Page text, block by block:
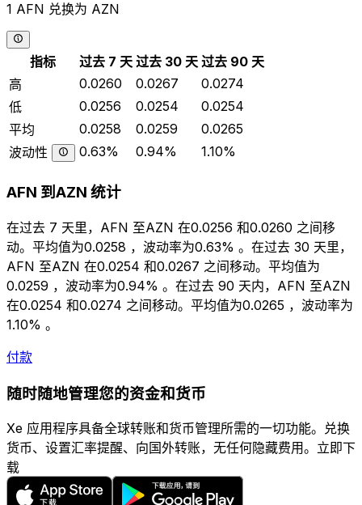
1 AFN 兑换为 AZN
指标 过去 7 天 过去 30 天 过去 90 天
高
0.0260 0.0267
0.0274
低
0.0256 0.0254
0.0254
平均
0.0258 0.0259
0.0265
波动性
0.63% 0.94% 1.10%
AFN 到AZN 统计
在过去 7 天里，AFN 至AZN 在0.0256 和0.0260 之间移
动。平均值为0.0258 ，波动率为0.63% 。在过去 30 天里，
AFN 至AZN 在0.0254 和0.0267 之间移动。平均值为
0.0259 ，波动率为0.94% 。在过去 90 天内，AFN 至AZN
在0.0254 和0.0274 之间移动。平均值为0.0265 ，波动率为
1.10% 。
付款
随时随地管理您的资金和货币
Xe 应用程序具备全球转账和货币管理所需的一切功能。兑换
货币、设置汇率提醒、向国外转账，无任何隐藏费用。立即下
载